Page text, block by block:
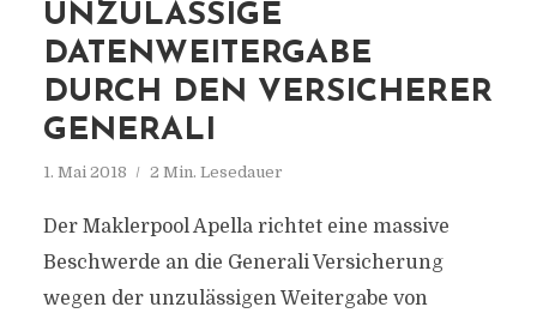
UNZULÄSSIGE
DATENWEITERGABE
DURCH DEN VERSICHERER
GENERALI
1. Mai 2018 2 Min. Lesedauer
Der Maklerpool Apella richtet eine massive
Beschwerde an die Generali Versicherung
wegen der unzulässigen Weitergabe von